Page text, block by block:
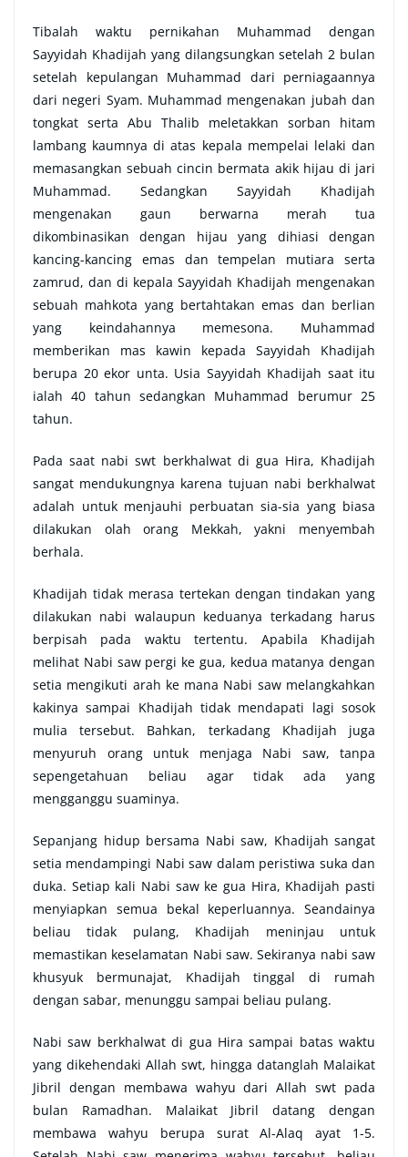
Tibalah waktu pernikahan Muhammad dengan
Sayyidah Khadijah yang dilangsungkan setelah 2 bulan
setelah kepulangan Muhammad dari perniagaannya
dari negeri Syam. Muhammad mengenakan jubah dan
tongkat serta Abu Thalib meletakkan sorban hitam
lambang kaumnya di atas kepala mempelai lelaki dan
memasangkan sebuah cincin bermata akik hijau di jari
Muhammad. Sedangkan Sayyidah Khadijah
mengenakan gaun berwarna merah tua
dikombinasikan dengan hijau yang dihiasi dengan
kancing-kancing emas dan tempelan mutiara serta
zamrud, dan di kepala Sayyidah Khadijah mengenakan
sebuah mahkota yang bertahtakan emas dan berlian
yang keindahannya memesona. Muhammad
memberikan mas kawin kepada Sayyidah Khadijah
berupa 20 ekor unta. Usia Sayyidah Khadijah saat itu
ialah 40 tahun sedangkan Muhammad berumur 25
tahun.
Pada saat nabi swt berkhalwat di gua Hira, Khadijah
sangat mendukungnya karena tujuan nabi berkhalwat
adalah untuk menjauhi perbuatan sia-sia yang biasa
dilakukan olah orang Mekkah, yakni menyembah
berhala.
Khadijah tidak merasa tertekan dengan tindakan yang
dilakukan nabi walaupun keduanya terkadang harus
berpisah pada waktu tertentu. Apabila Khadijah
melihat Nabi saw pergi ke gua, kedua matanya dengan
setia mengikuti arah ke mana Nabi saw melangkahkan
kakinya sampai Khadijah tidak mendapati lagi sosok
mulia tersebut. Bahkan, terkadang Khadijah juga
menyuruh orang untuk menjaga Nabi saw, tanpa
sepengetahuan beliau agar tidak ada yang
mengganggu suaminya.
Sepanjang hidup bersama Nabi saw, Khadijah sangat
setia mendampingi Nabi saw dalam peristiwa suka dan
duka. Setiap kali Nabi saw ke gua Hira, Khadijah pasti
menyiapkan semua bekal keperluannya. Seandainya
beliau tidak pulang, Khadijah meninjau untuk
memastikan keselamatan Nabi saw. Sekiranya nabi saw
khusyuk bermunajat, Khadijah tinggal di rumah
dengan sabar, menunggu sampai beliau pulang.
Nabi saw berkhalwat di gua Hira sampai batas waktu
yang dikehendaki Allah swt, hingga datanglah Malaikat
Jibril dengan membawa wahyu dari Allah swt pada
bulan Ramadhan. Malaikat Jibril datang dengan
membawa wahyu berupa surat Al-Alaq ayat 1-5.